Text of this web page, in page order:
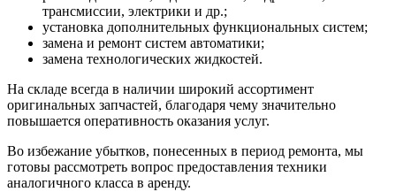
трансмиссии, электрики и др.;
установка дополнительных функциональных систем;
замена и ремонт систем автоматики;
замена технологических жидкостей.
На складе всегда в наличии широкий ассортимент
оригинальных запчастей, благодаря чему значительно
повышается оперативность оказания услуг.
Во избежание убытков, понесенных в период ремонта, мы
готовы рассмотреть вопрос предоставления техники
аналогичного класса в аренду.